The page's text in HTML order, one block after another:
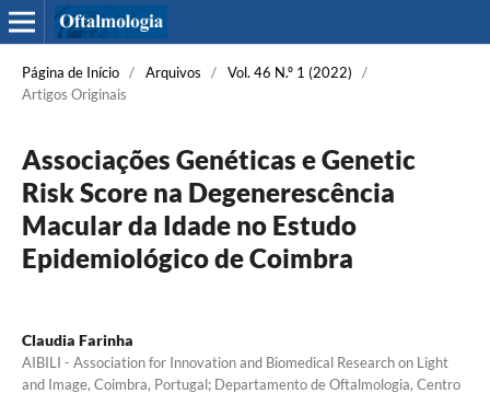
Página de Início / Arquivos / Vol. 46 N.º 1 (2022)
/
Artigos Originais
Associações Genéticas e Genetic
Risk Score na Degenerescência
Macular da Idade no Estudo
Epidemiológico de Coimbra
Claudia Farinha
AIBILI - Association for Innovation and Biomedical Research on Light
and Image, Coimbra, Portugal; Departamento de Oftalmologia, Centro